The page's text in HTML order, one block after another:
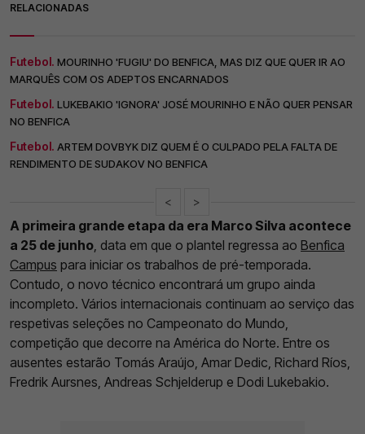
RELACIONADAS
Futebol. MOURINHO 'FUGIU' DO BENFICA, MAS DIZ QUE QUER IR AO
MARQUÊS COM OS ADEPTOS ENCARNADOS
Futebol. LUKEBAKIO 'IGNORA' JOSÉ MOURINHO E NÃO QUER PENSAR
NO BENFICA
Futebol. ARTEM DOVBYK DIZ QUEM É O CULPADO PELA FALTA DE
RENDIMENTO DE SUDAKOV NO BENFICA
< >
A primeira grande etapa da era Marco Silva acontece
a 25 de junho, data em que o plantel regressa ao Benfica
Campus para iniciar os trabalhos de pré-temporada.
Contudo, o novo técnico encontrará um grupo ainda
incompleto. Vários internacionais continuam ao serviço das
respetivas seleções no Campeonato do Mundo,
competição que decorre na América do Norte. Entre os
ausentes estarão Tomás Araújo, Amar Dedic, Richard Ríos,
Fredrik Aursnes, Andreas Schjelderup e Dodi Lukebakio.